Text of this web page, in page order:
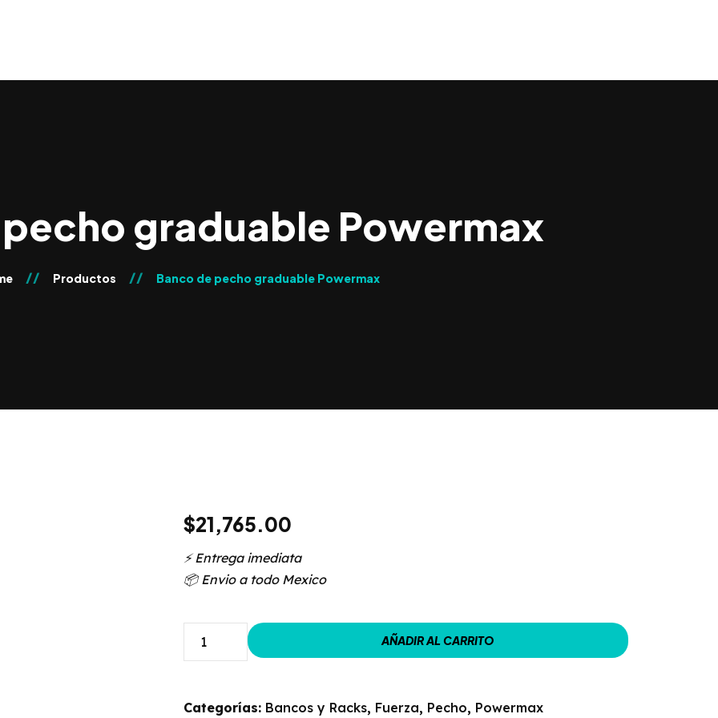
graduable Powermax
Productos Banco de pecho graduable Powermax
$21,765.00
⚡️ Entrega imediata
📦 Envio a todo Mexico
AÑADIR AL CARRITO
Categorías: Bancos y Racks, Fuerza, Pecho, Powermax